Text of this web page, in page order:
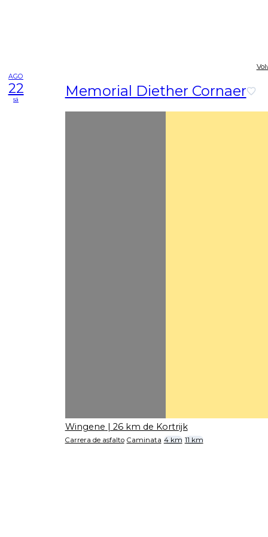
AGO
22
sá Memorial Diether Cornaer
Wingene | 26 km de Kortrijk
Carrera de asfalto Caminata 4 km 11 km